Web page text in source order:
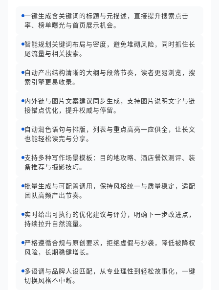
一键生成含关键词的标题与元描述，直接提升搜索点击
率、榜单曝光与首页展示机会。
智能规划关键词布局与密度，避免堆砌风险，同时抓住长
尾流量与相关搜索。
自动产出结构清晰的大纲与段落节奏，读者更易浏览，搜
索引擎更易收录。
内外链与图片文案建议同步生成，支持图片说明文字与链
接锚点优化，提升权威与停留。
自动润色语句与排版，列表与重点高亮一应俱全，让长文
也能轻松读完与分享。
支持多种写作场景模板：目的地攻略、酒店餐饮测评、装
备推荐与摄影技巧。
批量生成与可配置调用，保持风格统一与质量稳定，适配
团队高频产出节奏。
实时给出可执行的优化建议与评分，明确下一步改进点，
持续拉升自然流量。
严格遵循合规与原创要求，拒绝虚假与抄袭，降低被降权
风险，长期稳健增长。
多语调与品牌人设匹配，从专业理性到轻松故事化，一键
切换风格不中断。